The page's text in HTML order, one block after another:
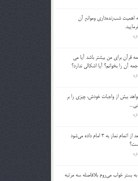
اهميت شب‌زنده‌داري وموانع آن
قرآن براي من بيشتر باشد آيا مي
آن را بخوانم؟ آيا اشكالي ندارد؟
بيش از واجبات خودش، چيزي را بر
سلامي كه بعد از اتمام نماز به 3 امام داده مي‌شود
بستر خواب مي‌روم بلافاصله سه مرتبه